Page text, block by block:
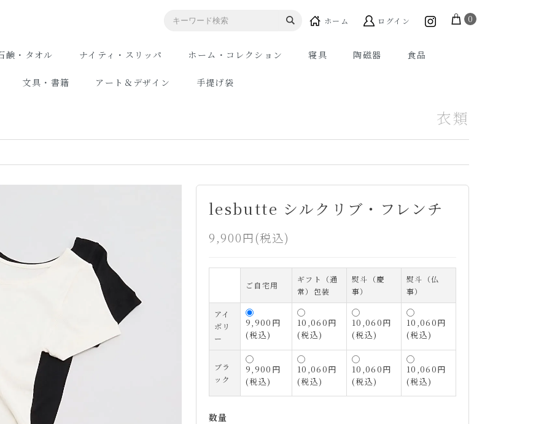
ホーム ログイン 0
鹸・タオル ナイティ・スリッパ ホーム・コレクション 寝具 陶磁器 食品
文具・書籍 アート＆デザイン 手提げ袋
衣類
lesbutte シルクリブ・フレンチ
9,900円(税込)
ご自宅用
ギフト（通
常）包装
熨斗（慶
事）
熨斗（仏
事）
アイ
ボリ
ー
9,900円
(税込)
10,060円
(税込)
10,060円
(税込)
10,060円
(税込)
ブラ
ック
9,900円
(税込)
10,060円
(税込)
10,060円
(税込)
10,060円
(税込)
数量